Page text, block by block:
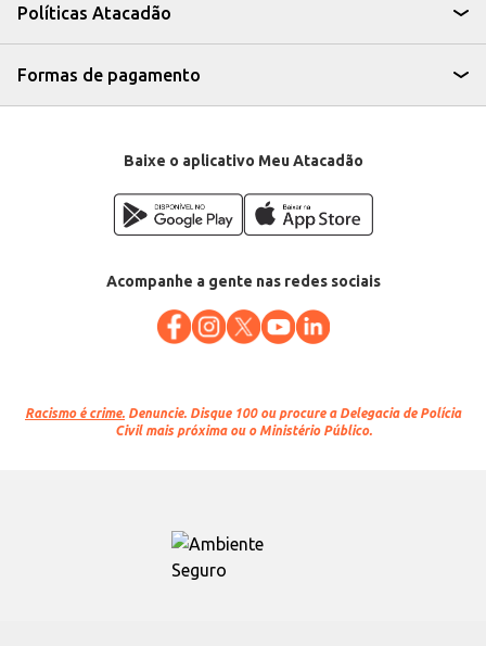
Políticas Atacadão
Formas de pagamento
Baixe o aplicativo Meu Atacadão
Acompanhe a gente nas redes sociais
Racismo é crime. Denuncie. Disque 100 ou procure a Delegacia de Polícia
Civil mais próxima ou o Ministério Público.